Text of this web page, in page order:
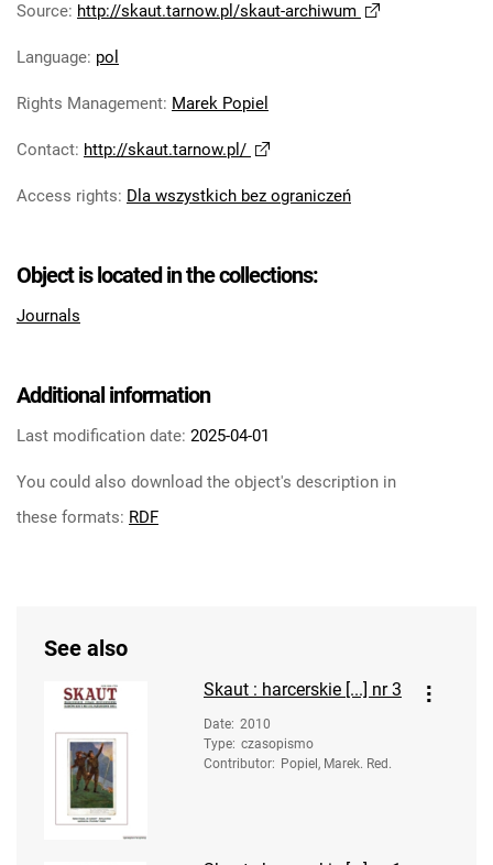
Source: http://skaut.tarnow.pl/skaut-archiwum
Language: pol
Rights Management: Marek Popiel
Contact: http://skaut.tarnow.pl/
Access rights: Dla wszystkich bez ograniczeń
Object is located in the collections:
Journals
Additional information
Last modification date: 2025-04-01
You could also download the object's description in
these formats: RDF
See also
Skaut : harcerskie [...] nr 3
Date: 2010
Type: czasopismo
Contributor: Popiel, Marek. Red.